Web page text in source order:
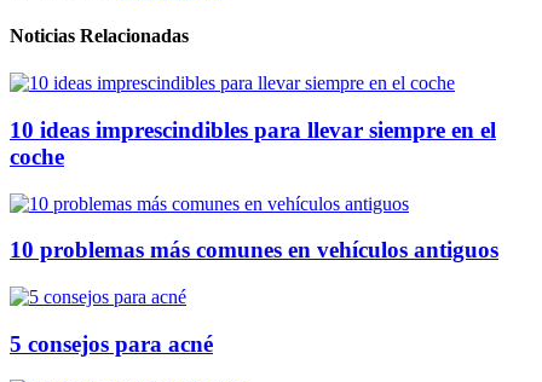
Noticias Relacionadas
10 ideas imprescindibles para llevar siempre en el
coche
10 problemas más comunes en vehículos antiguos
5 consejos para acné